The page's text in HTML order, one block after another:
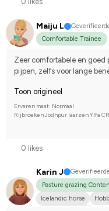
Maiju L
Comfortable Trainee
Zeer comfortabele en goed
pijpen, zelfs voor lange
Toon origineel
Ervaren maat: Normaal
Rijbroeken Jodhpur laarzen Ylfa
0 likes
Karin J
Pasture grazing
Icelandic horse